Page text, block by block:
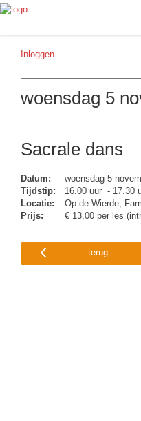
Inloggen
woensdag 5
Sacrale dans
Datum:
woensdag 5
Tijdstip:
16.00 uur - 17.30
Locatie:
Op de Wierde,
Prijs:
€ 13,00 per les
terug